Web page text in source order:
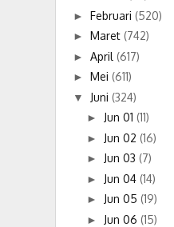
► Februari (520)
► Maret (742)
► April (617)
► Mei (611)
▼ Juni (324)
► Jun 01 (11)
► Jun 02 (16)
► Jun 03 (7)
► Jun 04 (14)
► Jun 05 (19)
► Jun 06 (15)